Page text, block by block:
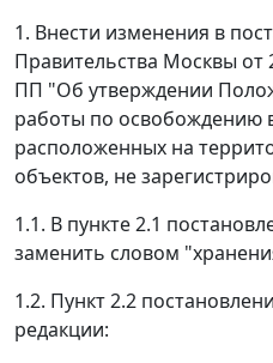
1. Внести изменения в
Правительства Москвы от
ПП "Об утверждении
работы по освобождению
расположенных на
объектов, не
1.1. В пункте 2.1
заменить словом
1.2. Пункт 2.2
редакции: